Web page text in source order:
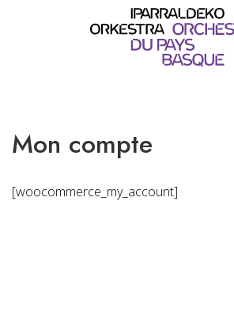
Mon compte
[woocommerce_my_account]